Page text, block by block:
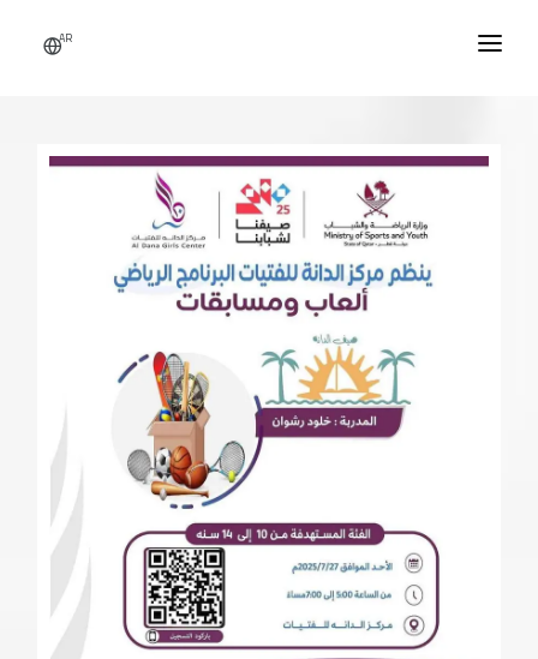
AR
من نحن
النشاطات
الأخبار
اتصل بنا
التطوع
تسجيل دخول / حساب جديد